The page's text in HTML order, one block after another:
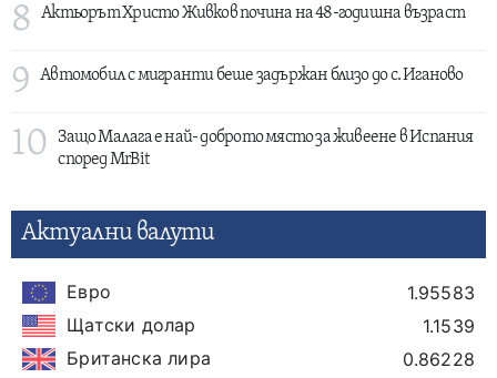
8 Актьорът Христо Живков почина на 48-годишна възраст
9 Автомобил с мигранти беше задържан близо до с. Иганово
10
Защо Малага е най- доброто място за живеене в Испания
според MrBit
Актуални валути
Евро
1.95583
Щатски долар
1.1539
Британска лира
0.86228